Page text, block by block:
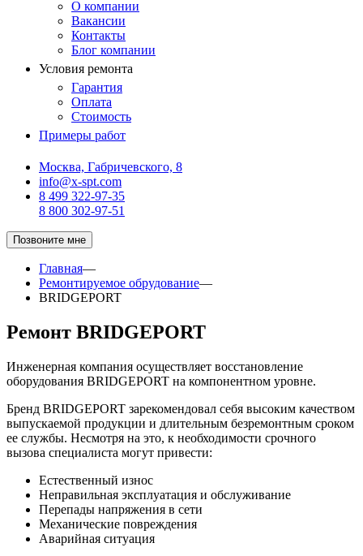
О компании
Вакансии
Контакты
Блог компании
Условия ремонта
Гарантия
Оплата
Стоимость
Примеры работ
Москва, Габричевского, 8
info@x-spt.com
8 499 322-97-35
8 800 302-97-51
Позвоните мне
Главная—
Ремонтируемое обрудование—
BRIDGEPORT
Ремонт BRIDGEPORT
Инженерная компания осуществляет восстановление
оборудования BRIDGEPORT на компонентном уровне.
Бренд BRIDGEPORT зарекомендовал себя высоким качеством
выпускаемой продукции и длительным безремонтным сроком
ее службы. Несмотря на это, к необходимости срочного
вызова специалиста могут привести:
Естественный износ
Неправильная эксплуатация и обслуживание
Перепады напряжения в сети
Механические повреждения
Аварийная ситуация